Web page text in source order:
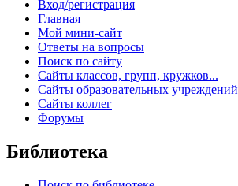
Вход/регистрация
Главная
Мой мини-сайт
Ответы на вопросы
Поиск по сайту
Сайты классов, групп, кружков...
Сайты образовательных учреждений
Сайты коллег
Форумы
Библиотека